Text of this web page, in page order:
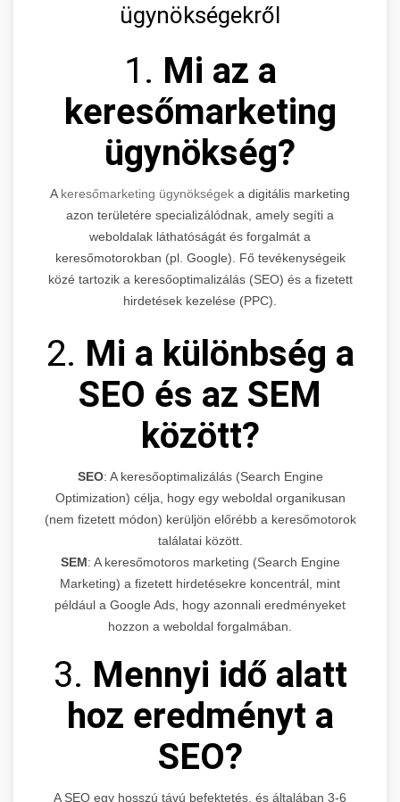
ügynökségekről
1. Mi az a
keresőmarketing
ügynökség?
A keresőmarketing ügynökségek a digitális marketing
azon területére specializálódnak, amely segíti a
weboldalak láthatóságát és forgalmát a
keresőmotorokban (pl. Google). Fő tevékenységeik
közé tartozik a keresőoptimalizálás (SEO) és a fizetett
hirdetések kezelése (PPC).
2. Mi a különbség a
SEO és az SEM
között?
SEO: A keresőoptimalizálás (Search Engine
Optimization) célja, hogy egy weboldal organikusan
(nem fizetett módon) kerüljön előrébb a keresőmotorok
találatai között.
SEM: A keresőmotoros marketing (Search Engine
Marketing) a fizetett hirdetésekre koncentrál, mint
például a Google Ads, hogy azonnali eredményeket
hozzon a weboldal forgalmában.
3. Mennyi idő alatt
hoz eredményt a
SEO?
A SEO egy hosszú távú befektetés, és általában 3-6